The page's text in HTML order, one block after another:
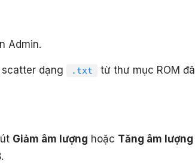
Admin.
dạng .txt
từ thư mục ROM đã
Giảm âm lượng hoặc Tăng âm lượng